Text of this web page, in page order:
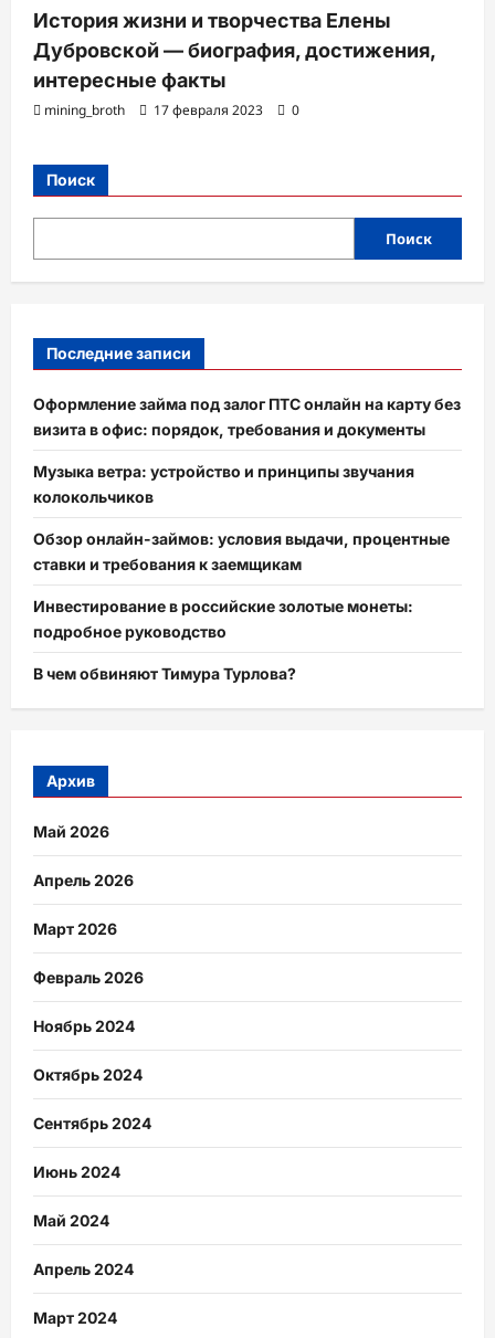
История жизни и творчества Елены
Дубровской — биография, достижения,
интересные факты
mining_broth 17 февраля 2023 0
Поиск
Поиск
Последние записи
Оформление займа под залог ПТС онлайн на карту без
визита в офис: порядок, требования и документы
Музыка ветра: устройство и принципы звучания
колокольчиков
Обзор онлайн-займов: условия выдачи, процентные
ставки и требования к заемщикам
Инвестирование в российские золотые монеты:
подробное руководство
В чем обвиняют Тимура Турлова?
Архив
Май 2026
Апрель 2026
Март 2026
Февраль 2026
Ноябрь 2024
Октябрь 2024
Сентябрь 2024
Июнь 2024
Май 2024
Апрель 2024
Март 2024